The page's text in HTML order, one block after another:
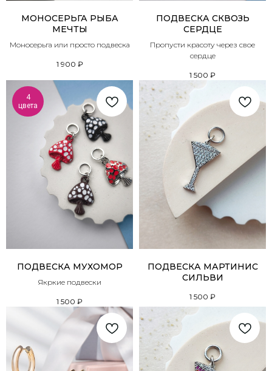
МОНОСЕРЬГА РЫБА
МЕЧТЫ
Моносерьга или просто подвеска
1 900 ₽
ПОДВЕСКА СКВОЗЬ
СЕРДЦЕ
Пропусти красоту через свое
сердце
1 500 ₽
4
цвета
ПОДВЕСКА МУХОМОР
Якркие подвески
1 500 ₽
ПОДВЕСКА МАРТИНИС
СИЛЬВИ
1 500 ₽